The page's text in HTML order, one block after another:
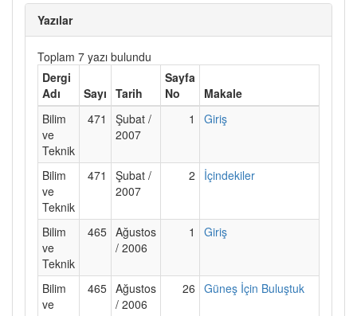
Yazılar
Toplam 7 yazı bulundu
Dergi
Adı
Sayı Tarih
Sayfa
No
Makale
Bilim
ve
Teknik
471
Şubat /
2007
1 Giriş
Bilim
ve
Teknik
471
Şubat /
2007
2 İçindekiler
Bilim
ve
Teknik
465 Ağustos
/ 2006
1 Giriş
Bilim
ve
465 Ağustos
/ 2006
26 Güneş İçin Buluştuk